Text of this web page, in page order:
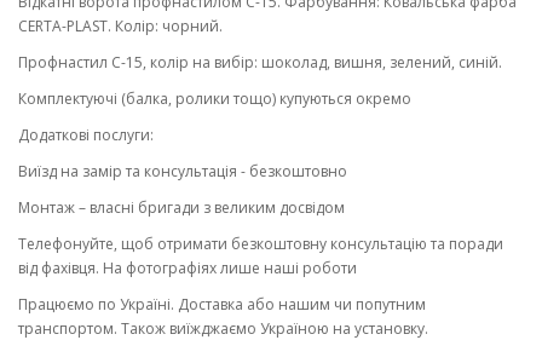
CERTA-PLAST. Колір: чорний.
Профнастил С-15, колір на вибір: шоколад, вишня, зелений, синій.
Комплектуючі (балка, ролики тощо) купуються окремо
Додаткові послуги:
Виїзд на замір та консультація - безкоштовно
Монтаж – власні бригади з великим досвідом
Телефонуйте, щоб отримати безкоштовну консультацію та поради
від фахівця. На фотографіях лише наші роботи
Працюємо по Україні. Доставка або нашим чи попутним
транспортом. Також виїжджаємо Україною на установку.